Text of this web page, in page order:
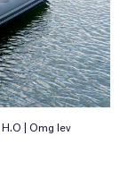
| Omg lev